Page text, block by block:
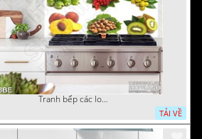
Tranh bếp các loại trái cây tốt cho sức khỏe
TẢI VỀ